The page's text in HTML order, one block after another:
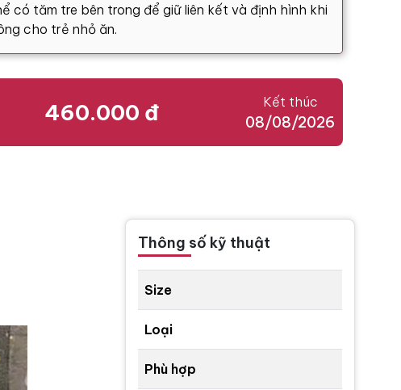
có tăm tre bên trong để giữ liên kết và định hình khi
cho trẻ nhỏ ăn.
460.000 đ Kết thúc
08/08/2026
Thông số kỹ thuật
Size
Loại
Phù hợp